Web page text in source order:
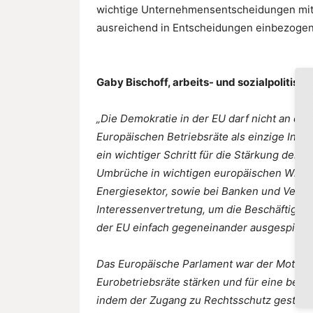
wichtige Unternehmensentscheidungen
ausreichend in Entscheidungen
Gaby Bischoff, arbeits- und
„Die Demokratie in der EU darf nicht an
Europäischen Betriebsräte als einzige
ein wichtiger Schritt für die Stärkung der
Umbrüche in wichtigen europäischen
Energiesektor, sowie bei Banken und
Interessenvertretung, um die
der EU einfach gegeneinander ausgespielt
Das Europäische Parlament war der Motor
Eurobetriebsräte stärken und für eine
indem der Zugang zu Rechtsschutz